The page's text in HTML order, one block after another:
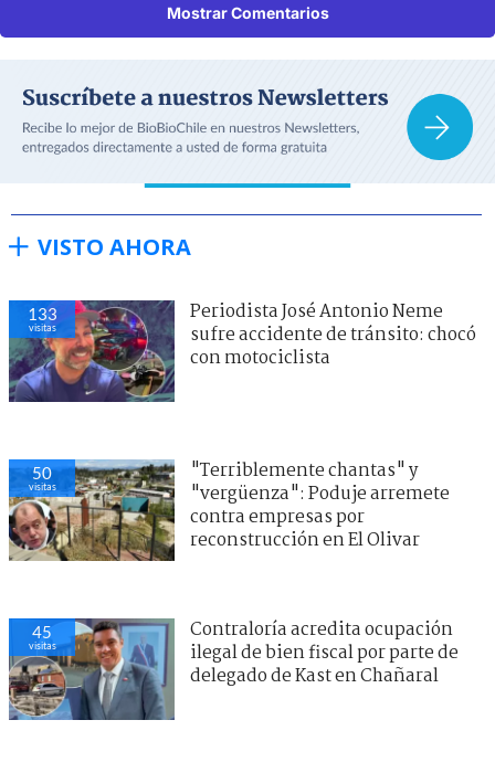
Mostrar Comentarios
VISTO AHORA
133
visitas
Periodista José Antonio Neme
sufre accidente de tránsito: chocó
con motociclista
50
visitas
"Terriblemente chantas" y
"vergüenza": Poduje arremete
contra empresas por
reconstrucción en El Olivar
45
visitas
Contraloría acredita ocupación
ilegal de bien fiscal por parte de
delegado de Kast en Chañaral